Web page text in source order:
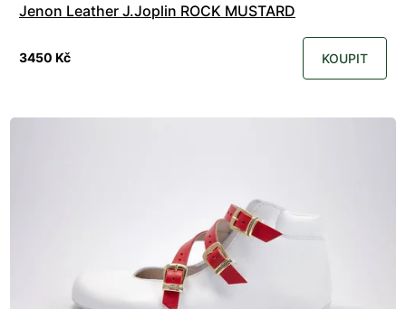
Jenon Leather J.Joplin ROCK MUSTARD
3450 Kč KOUPIT